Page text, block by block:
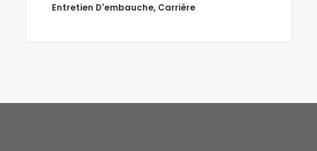
Entretien D'embauche, Carrière